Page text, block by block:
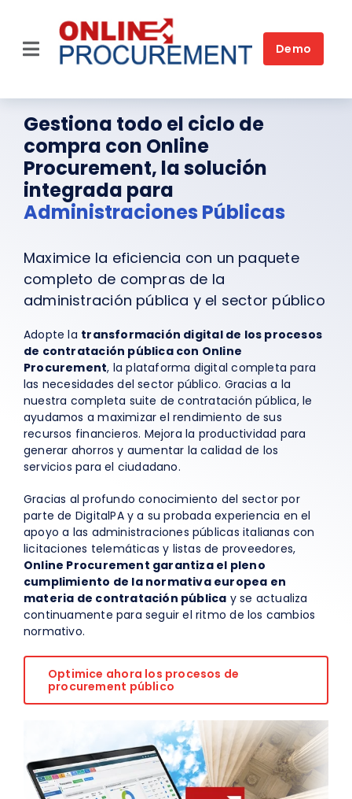
content
Toggle
Plataforma
Soluciones por sector
Soluciones para necesidad
Clientes
Quiénes somos
FAQ
Seguridad
Contactos
Solicite una demostración
ES
Demo
Gestiona todo el ciclo de
compra con Online
Procurement, la solución
integrada para
Administraciones Públicas
Maximice la eficiencia con un paquete
completo de compras de la
administración pública y el sector público
Adopte la transformación digital de los procesos
de contratación pública con Online
Procurement, la plataforma digital completa para
las necesidades del sector público. Gracias a la
nuestra completa suite de contratación pública, le
ayudamos a maximizar el rendimiento de sus
recursos financieros. Mejora la productividad para
generar ahorros y aumentar la calidad de los
servicios para el ciudadano.
Gracias al profundo conocimiento del sector por
parte de DigitalPA y a su probada experiencia en el
apoyo a las administraciones públicas italianas con
licitaciones telemáticas y listas de proveedores,
Online Procurement garantiza el pleno
cumplimiento de la normativa europea en
materia de contratación pública y se actualiza
continuamente para seguir el ritmo de los cambios
normativo.
Optimice ahora los procesos de
procurement público